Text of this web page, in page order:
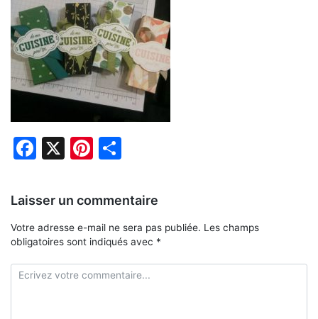
Facebook
X Pinterest
Laisser un commentaire
Votre adresse e-mail ne sera pas publiée. Les champs
obligatoires sont indiqués avec *